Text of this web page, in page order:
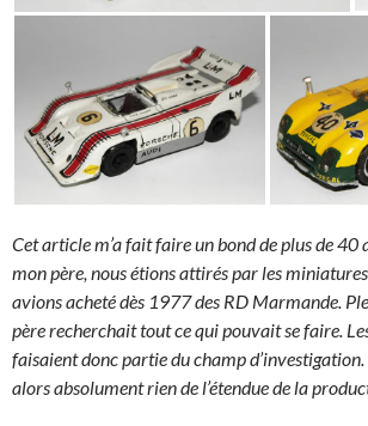
Cet article m’a fait faire un bond de plus de 40
mon père, nous étions attirés par les
avions acheté dès 1977 des RD Marmande.
père recherchait tout ce qui pouvait se faire.
faisaient donc partie du champ d’investigation.
alors absolument rien de l’étendue de la